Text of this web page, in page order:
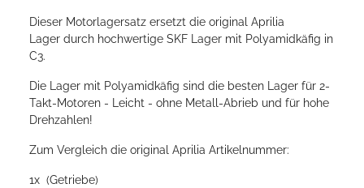
Dieser Motorlagersatz ersetzt die original Aprilia
Lager durch hochwertige SKF Lager mit Polyamidkäfig in
C3.
Die Lager mit Polyamidkäfig sind die besten Lager für 2-
Takt-Motoren - Leicht - ohne Metall-Abrieb und für hohe
Drehzahlen!
Zum Vergleich die original Aprilia Artikelnummer:
1x (Getriebe)